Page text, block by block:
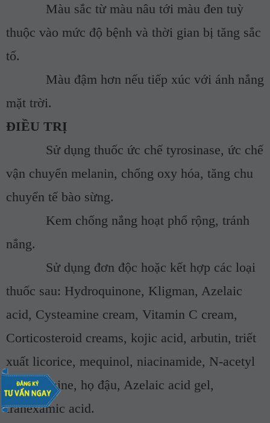
Màu sắc từ màu nâu tới màu đen tuỳ
thuộc vào mức độ bệnh và thời gian bị tăng sắc
tố.
Màu đậm hơn nếu tiếp xúc với ánh nắng
mặt trời.
ĐIỀU TRỊ
Sử dụng thuốc ức chế tyrosinase, ức chế
vận chuyển melanin, chống oxy hóa, tăng chu
chuyển tế bào sừng.
Kem chống nắng hoạt phổ rộng, tránh
nắng.
Sử dụng đơn độc hoặc kết hợp các loại
thuốc sau: Hydroquinone, Kligman, Azelaic
acid, Cysteamine cream, Vitamin C cream,
Corticosteroid creams, kojic acid, arbutin, triết
xuất licorice, mequinol, niacinamide, N-acetyl
glucosamine, họ đậu, Azelaic acid gel,
tranexamic acid.